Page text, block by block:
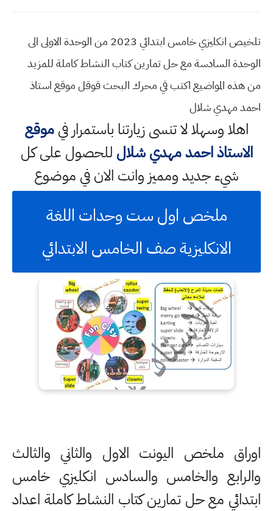
تلخيص انكليزي خامس ابتدائي 2023 من الوحدة الاولى الى
الوحدة السادسة مع حل تمارين كتاب النشاط كاملة للمزيد
من هذه المواضيع اكتب في محرك البحث قوقل موقع استاذ
احمد مهدي شلال
اهلا وسهلالا تنسى زيارتنا باستمرار فيموقع
الاستاذ احمد مهدي شلال للحصول على كل
شيء جديد ومميز وانت الان في موضوع
ملخص اول ست وحدات اللغة
الانكليزية صف الخامس الابتدائي
اوراق ملخص اليونت الاول والثاني والثالث
والرابع والخامس والسادس انكليزي خامس
ابتدائي مع حل تمارين كتاب النشاط كاملة اعداد